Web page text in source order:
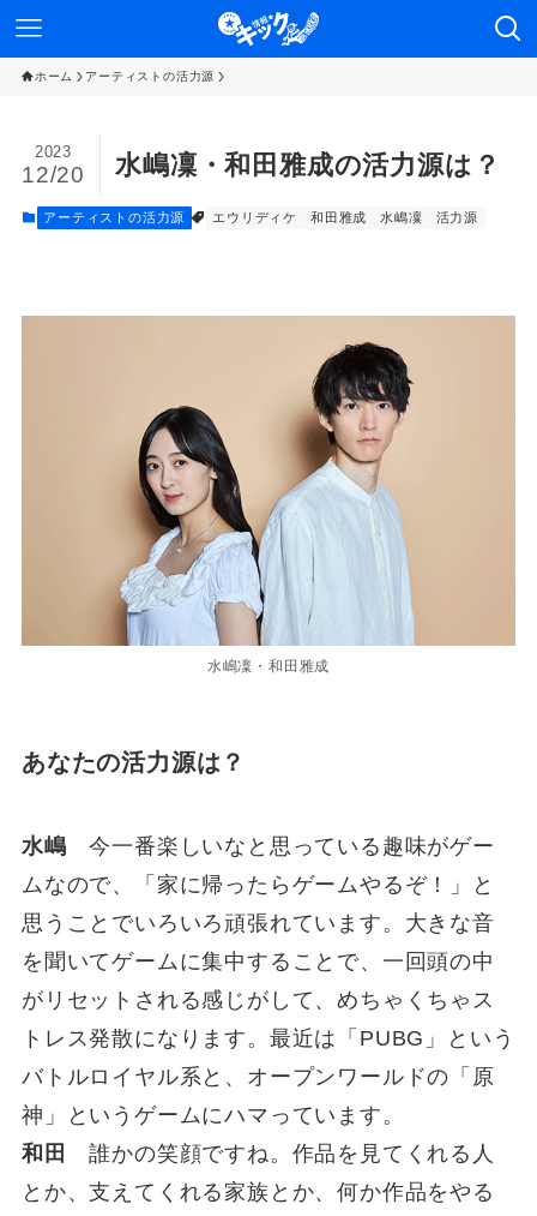
ホーム アーティストの活力源
水嶋凜・和田雅成の活力源は？
2023
12/20
アーティストの活力源 エウリディケ 和田雅成 水嶋凜 活力源
水嶋凜・和田雅成
あなたの活力源は？
水嶋 今一番楽しいなと思っている趣味がゲー
ムなので、「家に帰ったらゲームやるぞ！」と
思うことでいろいろ頑張れています。大きな音
を聞いてゲームに集中することで、一回頭の中
がリセットされる感じがして、めちゃくちゃス
トレス発散になります。最近は「PUBG」という
バトルロイヤル系と、オープンワールドの「原
神」というゲームにハマっています。
和田
誰かの笑顔ですね。作品を見てくれる人
とか、支えてくれる家族とか、何か作品をやる